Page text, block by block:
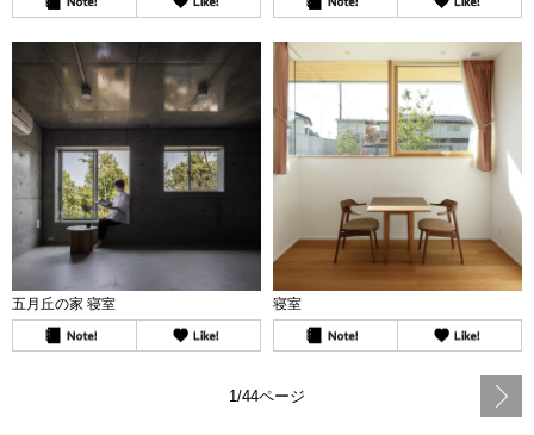
五月丘の家 寝室 寝室
1/44ページ